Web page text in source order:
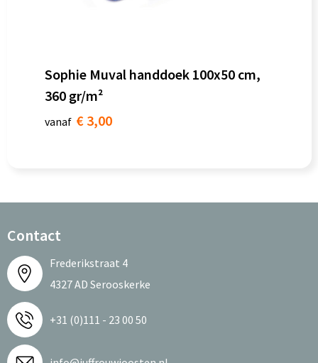
Sophie Muval handdoek 100x50 cm,
360 gr/m²
vanaf € 3,00
Contact
Frederikstraat 4
4327 AD Serooskerke
+31 (0)111 - 23 00 50